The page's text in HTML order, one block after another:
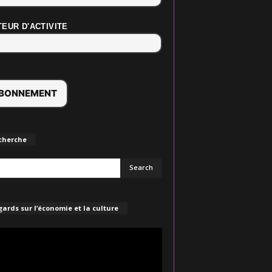
D'ACTIVITE
sur l’économie et la culture